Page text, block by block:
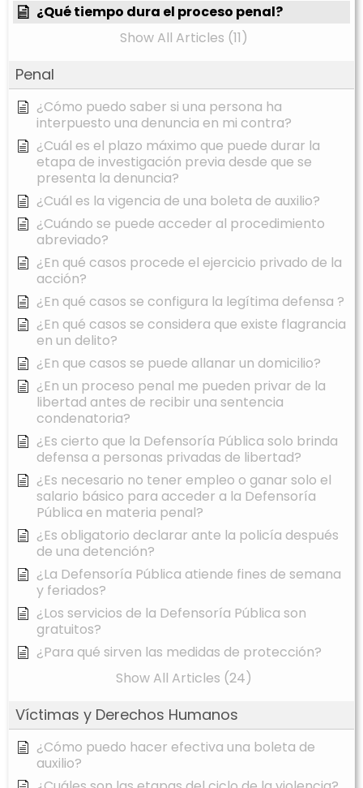
¿Qué tiempo dura el proceso penal?
Show All Articles (11)
Penal
¿Cómo puedo saber si una persona ha
interpuesto una denuncia en mi contra?
¿Cuál es el plazo máximo que puede durar la
etapa de investigación previa desde que se
presenta la denuncia?
¿Cuál es la vigencia de una boleta de auxilio?
¿Cuándo se puede acceder al procedimiento
abreviado?
¿En qué casos procede el ejercicio privado de la
acción?
¿En qué casos se configura la legítima defensa ?
¿En qué casos se considera que existe flagrancia
en un delito?
¿En que casos se puede allanar un domicilio?
¿En un proceso penal me pueden privar de la
libertad antes de recibir una sentencia
condenatoria?
¿Es cierto que la Defensoría Pública solo brinda
defensa a personas privadas de libertad?
¿Es necesario no tener empleo o ganar solo el
salario básico para acceder a la Defensoría
Pública en materia penal?
¿Es obligatorio declarar ante la policía después
de una detención?
¿La Defensoría Pública atiende fines de semana
y feriados?
¿Los servicios de la Defensoría Pública son
gratuitos?
¿Para qué sirven las medidas de protección?
Show All Articles (24)
Víctimas y Derechos Humanos
¿Cómo puedo hacer efectiva una boleta de
auxilio?